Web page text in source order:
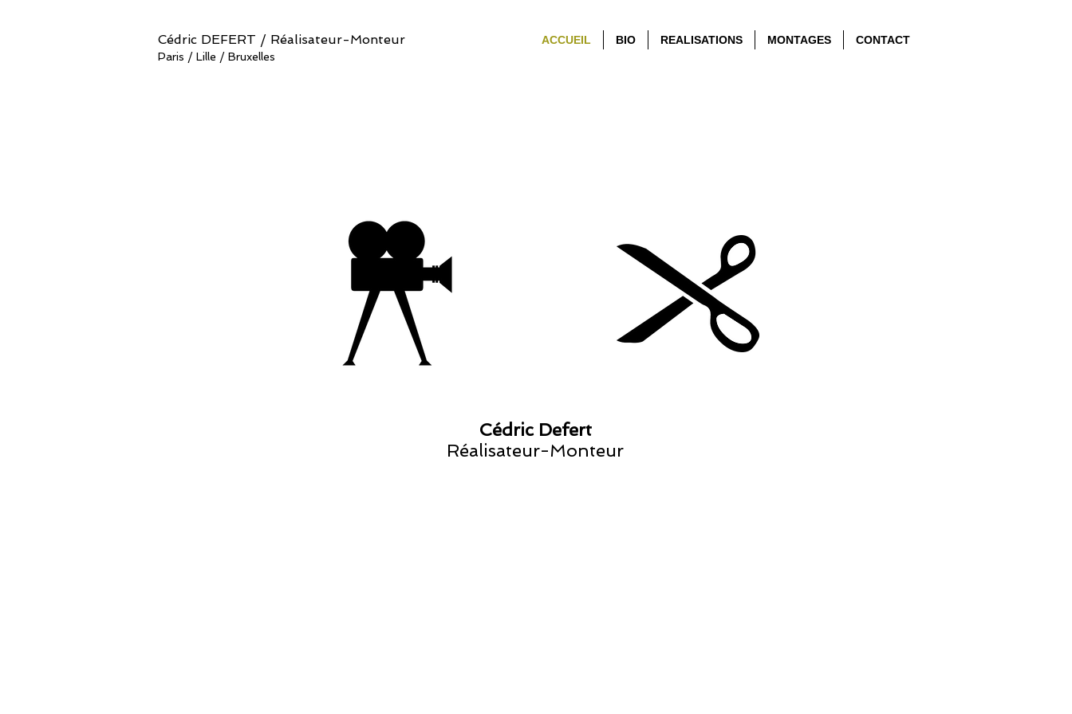
Cédric DEFERT / Réalisateur-Monteur ACCUEIL BIO REALISATIONS MONTAGES
CONTACT
Paris / Lille / Bruxelles
Cédric Defert
Réalisateur-Monteur